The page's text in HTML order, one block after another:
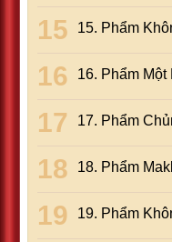
15. Phẩm
16. Phẩm Một
17. Phẩm
18. Phẩm
19. Phẩm